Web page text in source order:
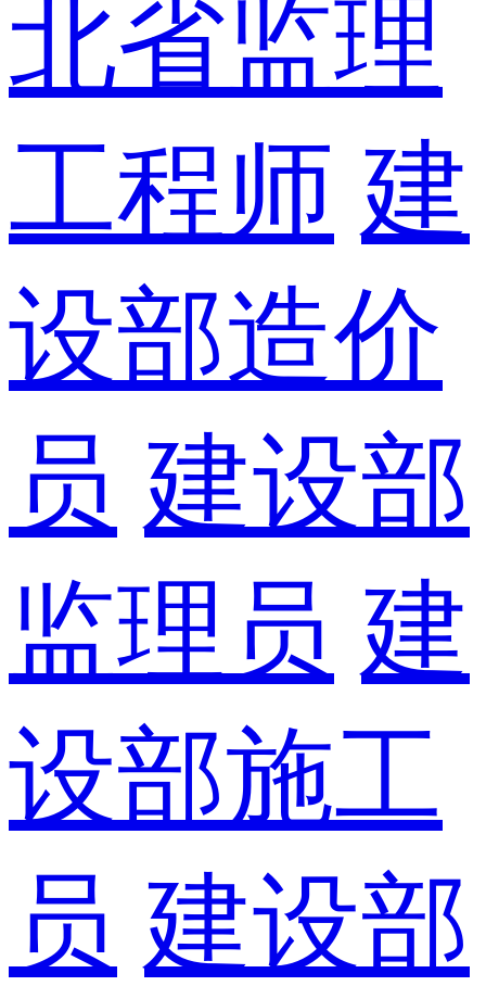
北省监理
工程师 建
设部造价
员 建设部
监理员 建
设部施工
员 建设部